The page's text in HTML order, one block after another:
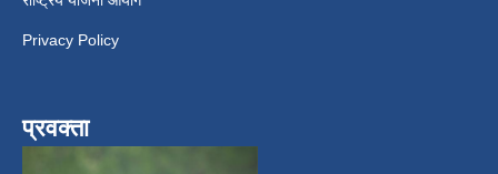
Privacy Policy
प्रवक्ता